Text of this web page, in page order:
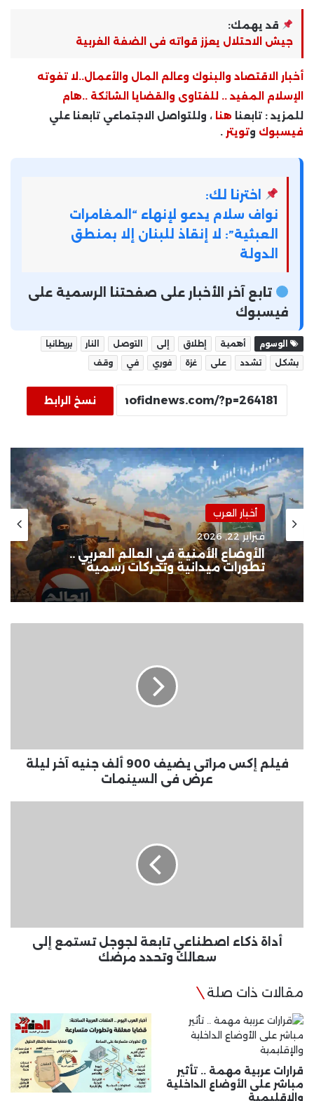
قد يهمك:
جيش الاحتلال يعزز قواته فى الضفة الغربية
أخبار الاقتصاد والبنوك وعالم المال والأعمال..لا تفوته
الإسلام المفيد .. للفتاوى والقضايا الشائكة ..هام
للمزيد : تابعنا هنا ، وللتواصل الاجتماعي تابعنا علي
فيسبوك وتويتر .
اخترنا لك:
نواف سلام يدعو لإنهاء “المغامرات
العبثية”: لا إنقاذ للبنان إلا بمنطق
الدولة
تابع آخر الأخبار على صفحتنا الرسمية على
فيسبوك
الوسوم أهمية إطلاق إلى التوصل النار
بريطانيا
بشكل
تشدد على غزة فوري في وقف
نسخ الرابط
أخبار العرب
فبراير 22, 2026
الأوضاع الأمنية في العالم العربي ..
تطورات ميدانية وتحركات رسمية
ليلة
عرض
فيلم إكس مراتى يضيف 900 ألف جنيه آخر ليلة
عرض فى السينمات
وتحدد
مرضكأداة ذكاء اصطناعي تابعة لجوجل تستمع إلى
سعالك وتحدد مرضك
مقالات ذات صلة
قرارات عربية مهمة .. تأثير
مباشر على الأوضاع الداخلية
والإقليمية